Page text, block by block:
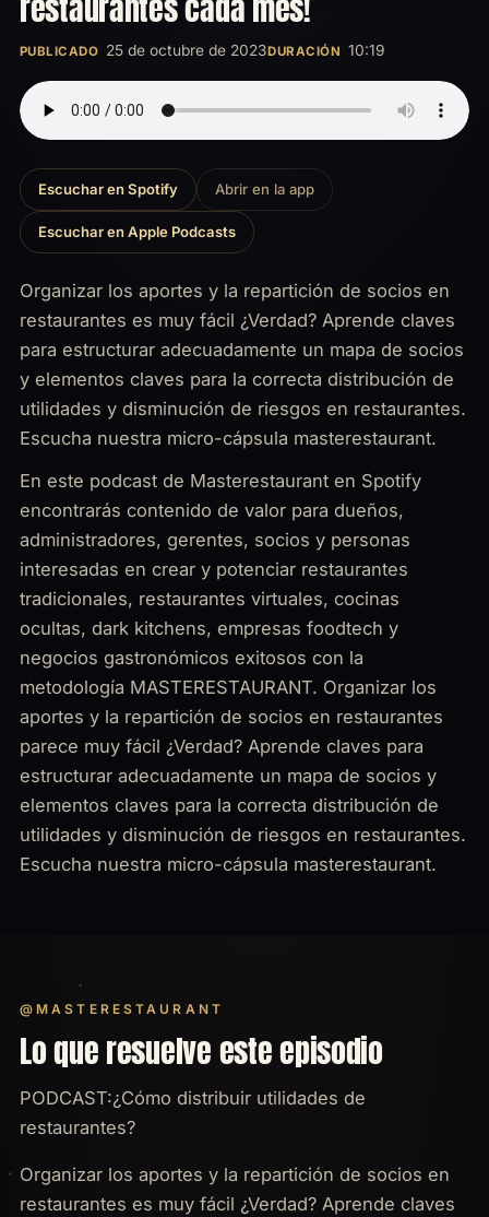
PUBLICADO 25 de octubre de 2023DURACIÓN 10:19
Escuchar en Spotify Abrir en la app
Escuchar en Apple Podcasts
Organizar los aportes y la repartición de socios en
restaurantes es muy fácil ¿Verdad? Aprende claves
para estructurar adecuadamente un mapa de socios
y elementos claves para la correcta distribución de
utilidades y disminución de riesgos en restaurantes.
Escucha nuestra micro-cápsula masterestaurant.
En este podcast de Masterestaurant en Spotify
encontrarás contenido de valor para dueños,
administradores, gerentes, socios y personas
interesadas en crear y potenciar restaurantes
tradicionales, restaurantes virtuales, cocinas
ocultas, dark kitchens, empresas foodtech y
negocios gastronómicos exitosos con la
metodología MASTERESTAURANT. Organizar los
aportes y la repartición de socios en restaurantes
parece muy fácil ¿Verdad? Aprende claves para
estructurar adecuadamente un mapa de socios y
elementos claves para la correcta distribución de
utilidades y disminución de riesgos en restaurantes.
Escucha nuestra micro-cápsula masterestaurant.
@MASTERESTAURANT
Lo que resuelve este episodio
PODCAST:¿Cómo distribuir utilidades de
restaurantes?
Organizar los aportes y la repartición de socios en
restaurantes es muy fácil ¿Verdad? Aprende claves